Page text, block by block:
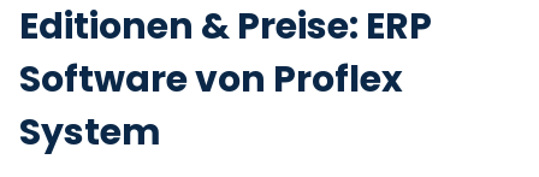
Editionen & Preise: ERP
Software von Proflex
System